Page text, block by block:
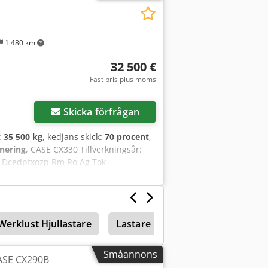
tillval
1 480 km
32 500 €
Fast pris plus moms
Skicka förfrågan
35 500 kg, kedjans skick: 70 procent,
, CASE CX330 Tillverkningsår:
Rm Ro Ag Tok
för (hammare, gripklo,
– fungerar, men behöver repareras
202 kW CE-märkning
Hjullastare Lastare
Småannons
CX290B